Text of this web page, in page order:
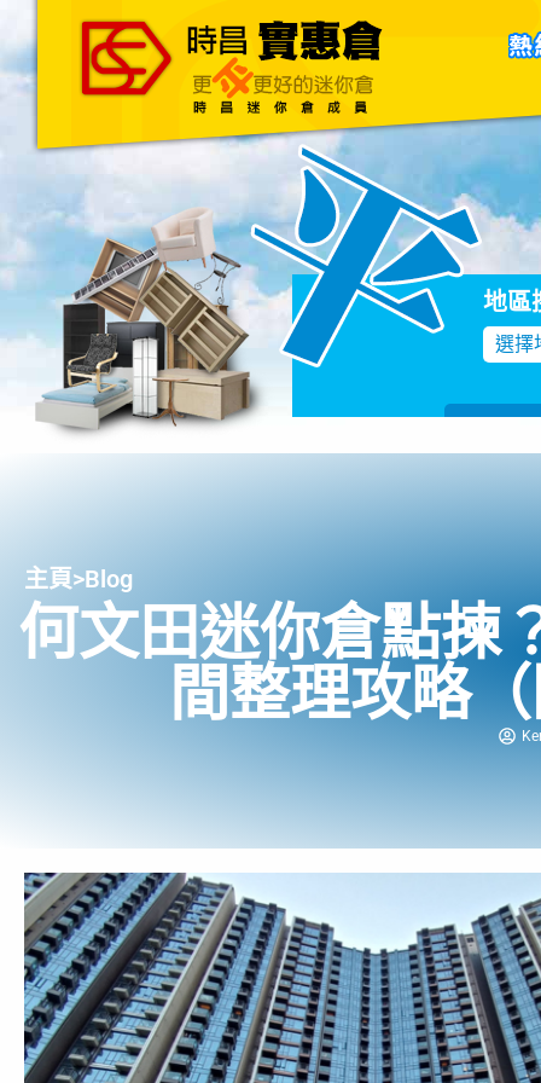
主頁 關於我們 聯絡我們
地區
選擇
主頁>Blog
何文田迷你倉點揀
間整理攻略